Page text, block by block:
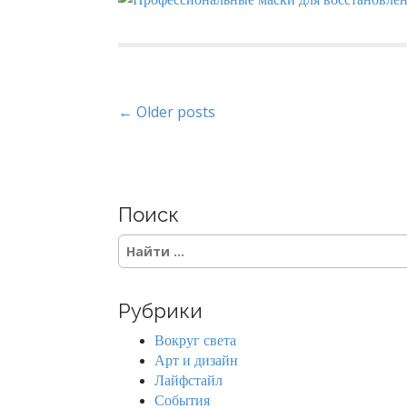
P
t
s
n
a
← Older posts
Поиск
S
e
c
Рубрики
Вокруг света
Арт и дизайн
Лайфстайл
События